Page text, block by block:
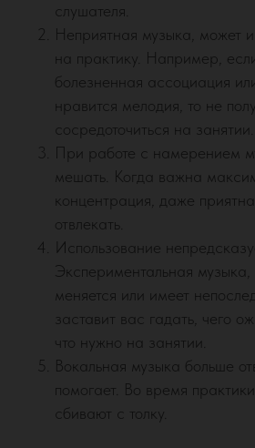
слушателя.
Неприятная музыка, может
на практику. Например,
болезненная ассоциация
нравится мелодия, то не
сосредоточиться на занятии.
При работе с намерением
мешать. Когда важна
концентрация, даже
отвлекать.
Использование
Экспериментальная музыка,
меняется или имеет
заставит вас гадать, чего
что нужно на занятии.
Вокальная музыка больше
помогает. Во время
сбивают с толку.